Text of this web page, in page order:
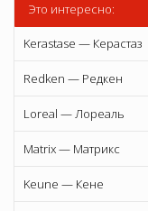
Это интересно:
Kerastase — Керастаз
Redken — Редкен
Loreal — Лореаль
Matrix — Матрикс
Keune — Кене